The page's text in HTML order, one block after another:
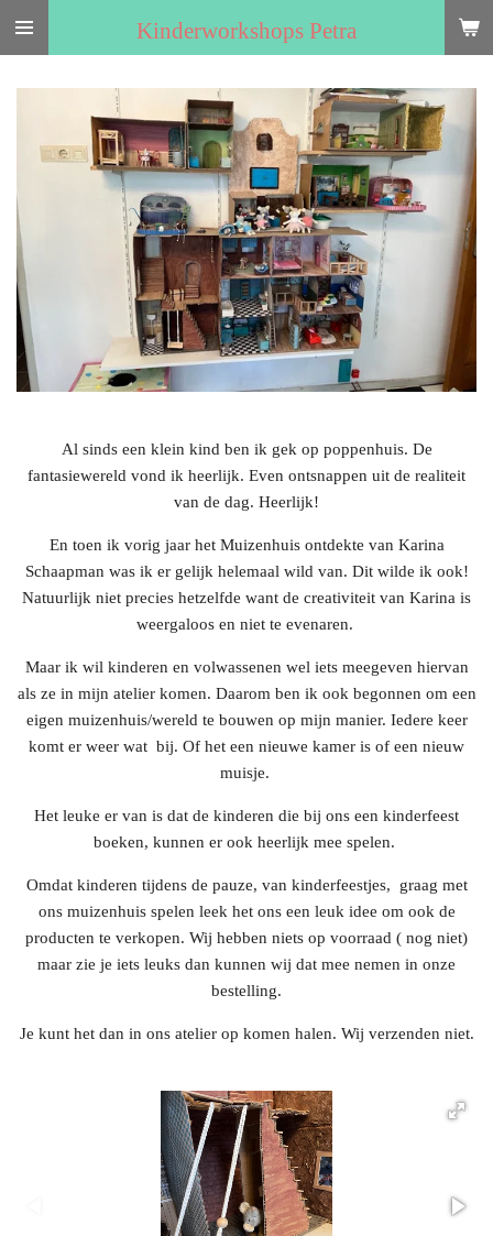
Ga
hoofdinhoud
Kinderworkshops Petra
Al sinds een klein kind ben ik gek op poppenhuis. De
fantasiewereld vond ik heerlijk. Even ontsnappen uit de realiteit
van de dag. Heerlijk!
En toen ik vorig jaar het Muizenhuis ontdekte van Karina
Schaapman was ik er gelijk helemaal wild van. Dit wilde ik ook!
Natuurlijk niet precies hetzelfde want de creativiteit van Karina is
weergaloos en niet te evenaren.
Maar ik wil kinderen en volwassenen wel iets meegeven hiervan
als ze in mijn atelier komen. Daarom ben ik ook begonnen om een
eigen muizenhuis/wereld te bouwen op mijn manier. Iedere keer
komt er weer wat bij. Of het een nieuwe kamer is of een nieuw
muisje.
Het leuke er van is dat de kinderen die bij ons een kinderfeest
boeken, kunnen er ook heerlijk mee spelen.
Omdat kinderen tijdens de pauze, van kinderfeestjes, graag met
ons muizenhuis spelen leek het ons een leuk idee om ook de
producten te verkopen. Wij hebben niets op voorraad ( nog niet)
maar zie je iets leuks dan kunnen wij dat mee nemen in onze
bestelling.
Je kunt het dan in ons atelier op komen halen. Wij verzenden niet.